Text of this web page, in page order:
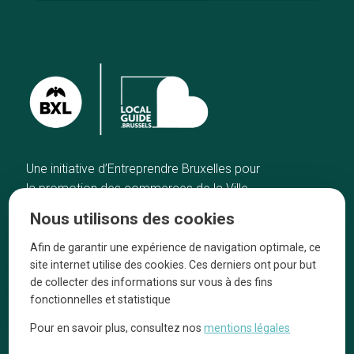
Une initiative d’Entreprendre Bruxelles pour
la promotion des commerces de la Ville
Accueil
Bonnes adresses
Quartiers
Blog
Tops 10
Artisans
A propos
On parle de nous
Nous utilisons des cookies
Afin de garantir une expérience de navigation optimale, ce
site internet utilise des cookies. Ces derniers ont pour but
de collecter des informations sur vous à des fins
fonctionnelles et statistique
Pour en savoir plus, consultez nosmentions légales